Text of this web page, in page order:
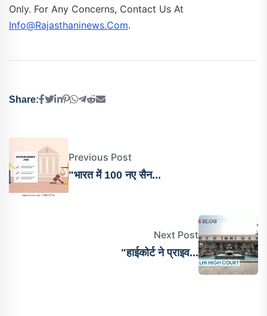
Only. For Any Concerns, Contact Us At
Info@rajasthaninews.com.
Share:
Previous Post
"भारत में 100 नए सैन...
Next Post
"हाईकोर्ट ने प्राइव...